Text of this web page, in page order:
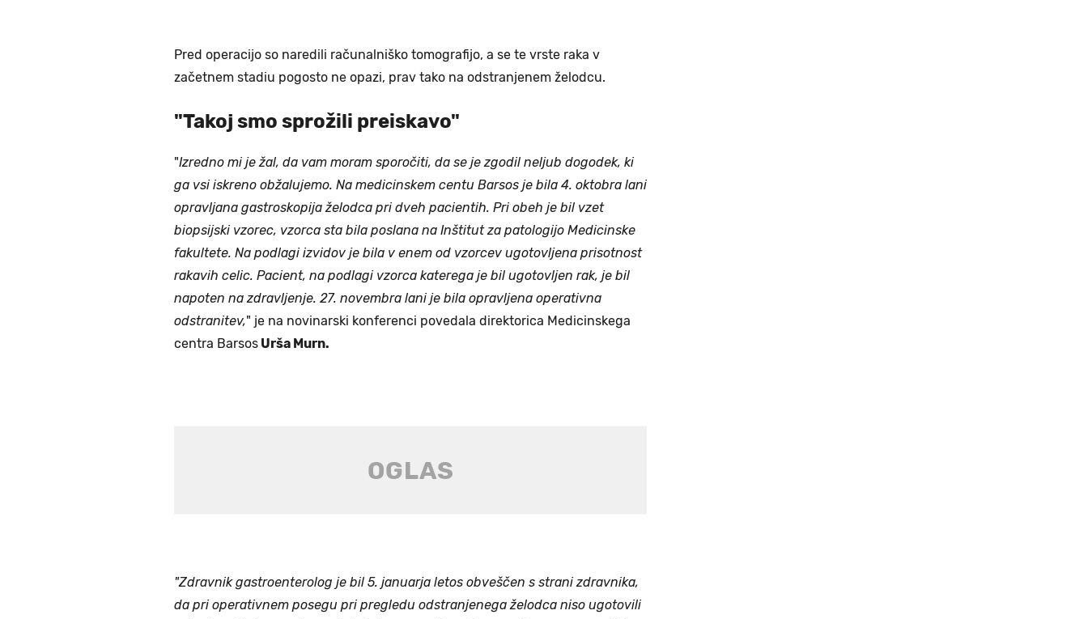
Pred operacijo so naredili računalniško tomografijo, a se te vrste raka v
začetnem stadiu pogosto ne opazi, prav tako na odstranjenem želodcu.
"Takoj smo sprožili preiskavo"
"Izredno mi je žal, da vam moram sporočiti, da se je zgodil neljub dogodek, ki
ga vsi iskreno obžalujemo. Na medicinskem centu Barsos je bila 4. oktobra lani
opravljana gastroskopija želodca pri dveh pacientih. Pri obeh je bil vzet
biopsijski vzorec, vzorca sta bila poslana na Inštitut za patologijo Medicinske
fakultete. Na podlagi izvidov je bila v enem od vzorcev ugotovljena prisotnost
rakavih celic. Pacient, na podlagi vzorca katerega je bil ugotovljen rak, je bil
napoten na zdravljenje. 27. novembra lani je bila opravljena operativna
odstranitev," je na novinarski konferenci povedala direktorica Medicinskega
centra Barsos Urša Murn.
"Zdravnik gastroenterolog je bil 5. januarja letos obveščen s strani zdravnika,
da pri operativnem posegu pri pregledu odstranjenega želodca niso ugotovili